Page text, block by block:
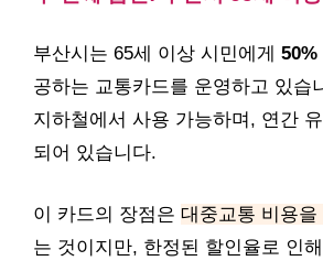
부산시는 65세 이상 시민에게 50%
공하는 교통카드를 운영하고 있습
지하철에서 사용 가능하며, 연간
되어 있습니다.
이 카드의 장점은 대중교통 비용
는 것이지만, 한정된 할인율로 인